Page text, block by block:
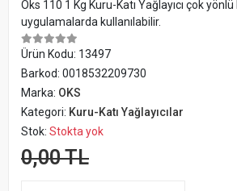
Oks 110 1 Kg Kuru-Katı Yağlayıcı çok
uygulamalarda kullanılabilir.
Ürün Kodu: 13497
Barkod: 0018532209730
Marka: OKS
Kategori: Kuru-Katı Yağlayıcılar
Stok: Stokta yok
0,00 TL